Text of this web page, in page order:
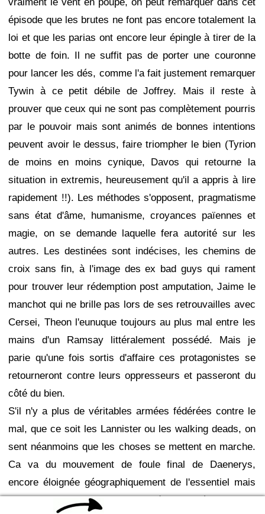
épisode que les brutes ne font pas encore totalement la
loi et que les parias ont encore leur épingle à tirer de la
botte de foin. Il ne suffit pas de porter une couronne
pour lancer les dés, comme l'a fait justement remarquer
Tywin à ce petit débile de Joffrey. Mais il reste à
prouver que ceux qui ne sont pas complètement pourris
par le pouvoir mais sont animés de bonnes intentions
peuvent avoir le dessus, faire triompher le bien (Tyrion
de moins en moins cynique, Davos qui retourne la
situation in extremis, heureusement qu'il a appris à lire
rapidement !!). Les méthodes s'opposent, pragmatisme
sans état d'âme, humanisme, croyances païennes et
magie, on se demande laquelle fera autorité sur les
autres. Les destinées sont indécises, les chemins de
croix sans fin, à l'image des ex bad guys qui rament
pour trouver leur rédemption post amputation, Jaime le
manchot qui ne brille pas lors de ses retrouvailles avec
Cersei, Theon l'eunuque toujours au plus mal entre les
mains d'un Ramsay littéralement possédé. Mais je
parie qu'une fois sortis d'affaire ces protagonistes se
retourneront contre leurs oppresseurs et passeront du
côté du bien.
S'il n'y a plus de véritables armées fédérées contre le
mal, que ce soit les Lannister ou les walking deads, on
sent néanmoins que les choses se mettent en marche.
Ca va du mouvement de foule final de Daenerys,
encore éloignée géographiquement de l'essentiel mais
avec une position qui commence à forcer sérieusement